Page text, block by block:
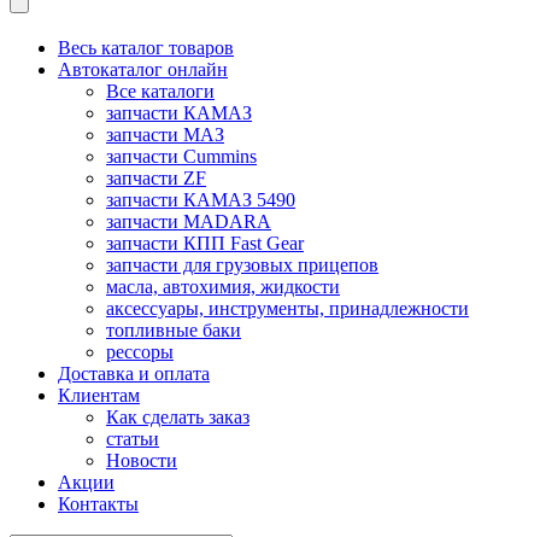
Весь каталог товаров
Автокаталог онлайн
Все каталоги
запчасти КАМАЗ
запчасти МАЗ
запчасти Cummins
запчасти ZF
запчасти КАМАЗ 5490
запчасти MADARA
запчасти КПП Fast Gear
запчасти для грузовых прицепов
масла, автохимия, жидкости
аксессуары, инструменты, принадлежности
топливные баки
рессоры
Доставка и оплата
Клиентам
Как сделать заказ
статьи
Новости
Акции
Контакты